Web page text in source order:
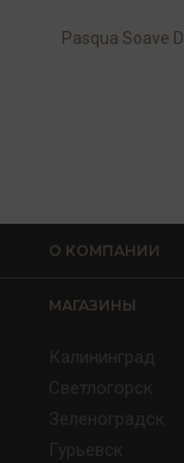
Pasqua Soave
О КОМПАНИИ
МАГАЗИНЫ
Калининград
Светлогорск
Зеленоградск
Гурьевск